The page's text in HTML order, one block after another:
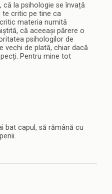
că la psihologie se învață
te critic pe tine ca
materia numită
că aceeași părere o
psihologilor de
vechi de plată, chiar dacă
Pentru mine tot
bat capul, să rămână cu